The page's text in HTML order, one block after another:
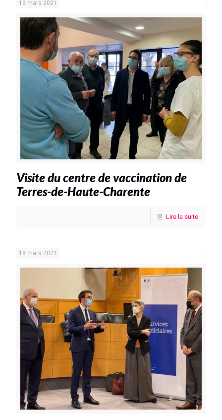
19 mars 2021
Visite du centre de vaccination de
Terres-de-Haute-Charente
Lire la suite
18 mars 2021